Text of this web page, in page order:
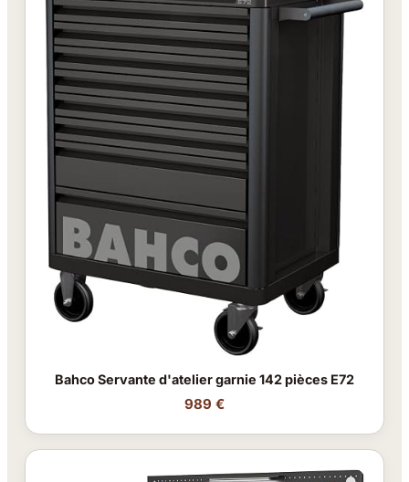
Bahco Servante d'atelier garnie 142 pièces E72
989 €